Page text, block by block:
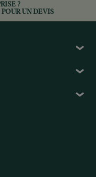
?
POUR UN DEVIS